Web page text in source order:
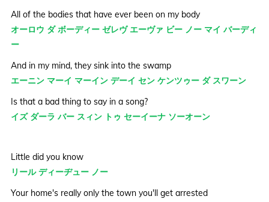
All of the bodies that have ever been on my body
オーロウ ダ ボーディー ゼレヴ エーヴァ ビー ノー マイ バーディ
ー
And in my mind, they sink into the swamp
エーニン マーイ マーイン デーイ セン ケンツゥー ダ スワーン
Is that a bad thing to say in a song?
イズ ダーラ バー スィン トゥ セーイーナ ソーオーン
Little did you know
リール ディーヂュー ノー
Your home's really only the town you'll get arrested